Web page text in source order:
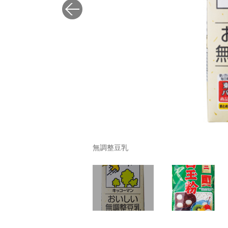
無調整豆乳